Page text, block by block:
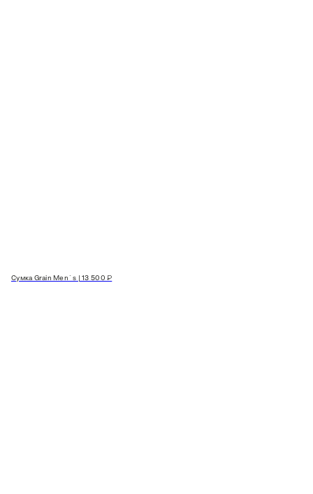
Сумка Grain Men`s | 13 500 ₽